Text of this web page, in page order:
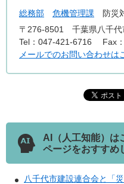
総務部 危機管理課
防災
〒276-8501
千葉県八千
Tel：047-421-6716
Fax
メールでのお問い合わせは
AI（人工知能）は
ページをおすすめ
八千代市建設連合会と「